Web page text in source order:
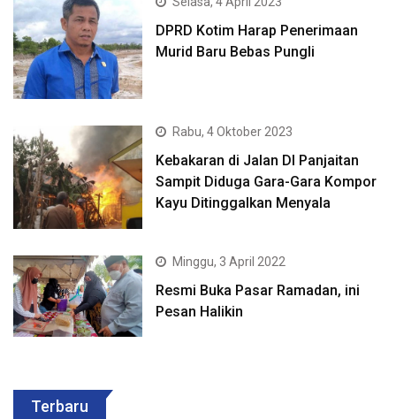
DPRD Kotim Harap Penerimaan
Murid Baru Bebas Pungli
Rabu, 4 Oktober 2023
Kebakaran di Jalan DI Panjaitan
Sampit Diduga Gara-Gara Kompor
Kayu Ditinggalkan Menyala
Minggu, 3 April 2022
Resmi Buka Pasar Ramadan, ini
Pesan Halikin
Terbaru